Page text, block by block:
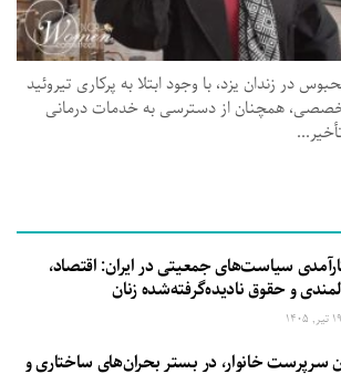
در زندان یزد، با وجود ابتلا به پرکاری تیروئید
همچنان از دسترسی به خدمات درمانی
سیاست‌های جمعیتی در ایران: اقتصاد،
و حقوق نادیده‌گرفته‌شده زنان
سرپرست خانوار، در بستر بحران‌های ساختاری و